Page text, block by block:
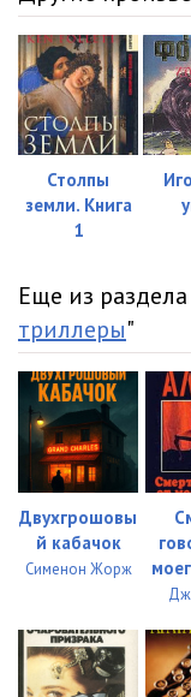
020_Белая мгла
021_Белая мгла
022_Белая мгла
023_Белая мгла
024_Белая мгла
026_Белая мгла
027_Белая мгла
028_Белая мгла
029_Белая мгла
030_Белая мгла
031_Белая мгла
033_Белая мгла
034_Белая мгла
Столпы
земли. Книга
1
Еще из раздела
триллеры"
Двухгрошовы
й кабачок
Сименон Жорж